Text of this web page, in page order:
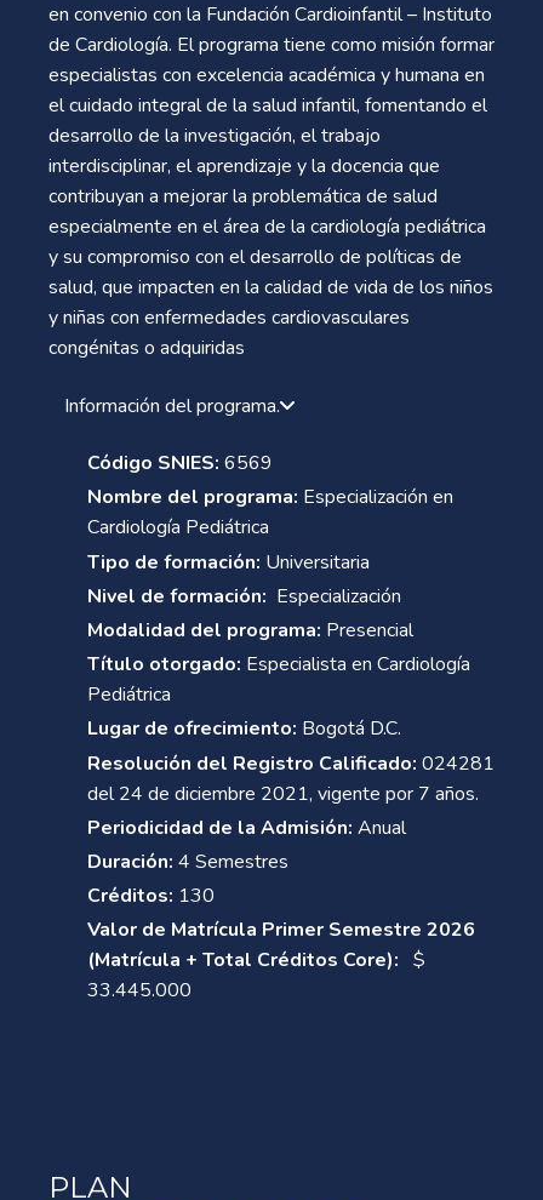
en convenio con la Fundación Cardioinfantil – Instituto
de Cardiología. El programa tiene como misión formar
especialistas con excelencia académica y humana en
el cuidado integral de la salud infantil, fomentando el
desarrollo de la investigación, el trabajo
interdisciplinar, el aprendizaje y la docencia que
contribuyan a mejorar la problemática de salud
especialmente en el área de la cardiología pediátrica
y su compromiso con el desarrollo de políticas de
salud, que impacten en la calidad de vida de los niños
y niñas con enfermedades cardiovasculares
congénitas o adquiridas
Información del programa.
Código SNIES: 6569
Nombre del programa: Especialización en
Cardiología Pediátrica
Tipo de formación: Universitaria
Nivel de formación: Especialización
Modalidad del programa: Presencial
Título otorgado: Especialista en Cardiología
Pediátrica
Lugar de ofrecimiento: Bogotá D.C.
Resolución del Registro Calificado: 024281
del 24 de diciembre 2021, vigente por 7 años.
Periodicidad de la Admisión: Anual
Duración: 4 Semestres
Créditos: 130
Valor de Matrícula Primer Semestre 2026
(Matrícula + Total Créditos Core): $
33.445.000
PLAN